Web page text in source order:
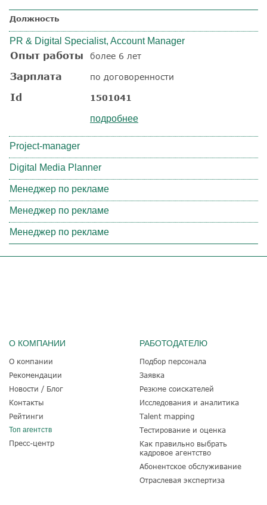
Должность
PR & Digital Specialist, Account Manager
Опыт работы более 6 лет
Зарплата по договоренности
Id 1501041
подробнее
Project-manager
Digital Media Planner
Менеджер по рекламе
Менеджер по рекламе
Менеджер по рекламе
О КОМПАНИИ
О компании
Рекомендации
Новости / Блог
Контакты
Рейтинги
Топ агентств
Пресс-центр
РАБОТОДАТЕЛЮ
Подбор персонала
Заявка
Резюме соискателей
Исследования и аналитика
Talent mapping
Тестирование и оценка
Как правильно выбрать
кадровое агентство
Абонентское обслуживание
Отраслевая экспертиза